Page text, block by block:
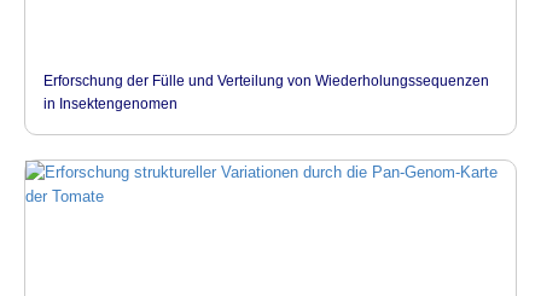
Erforschung der Fülle und Verteilung von Wiederholungssequenzen
in Insektengenomen